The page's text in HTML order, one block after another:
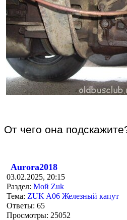
От чего она
Aurora2018
03.02.2025, 20:15
Раздел: Мой Zuk
Тема: ZUK A06 Железный капут
Ответы: 65
Просмотры: 25052